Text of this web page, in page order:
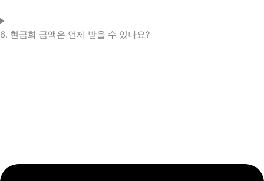
6. 현금화 금액은 언제 받을 수 있나요?